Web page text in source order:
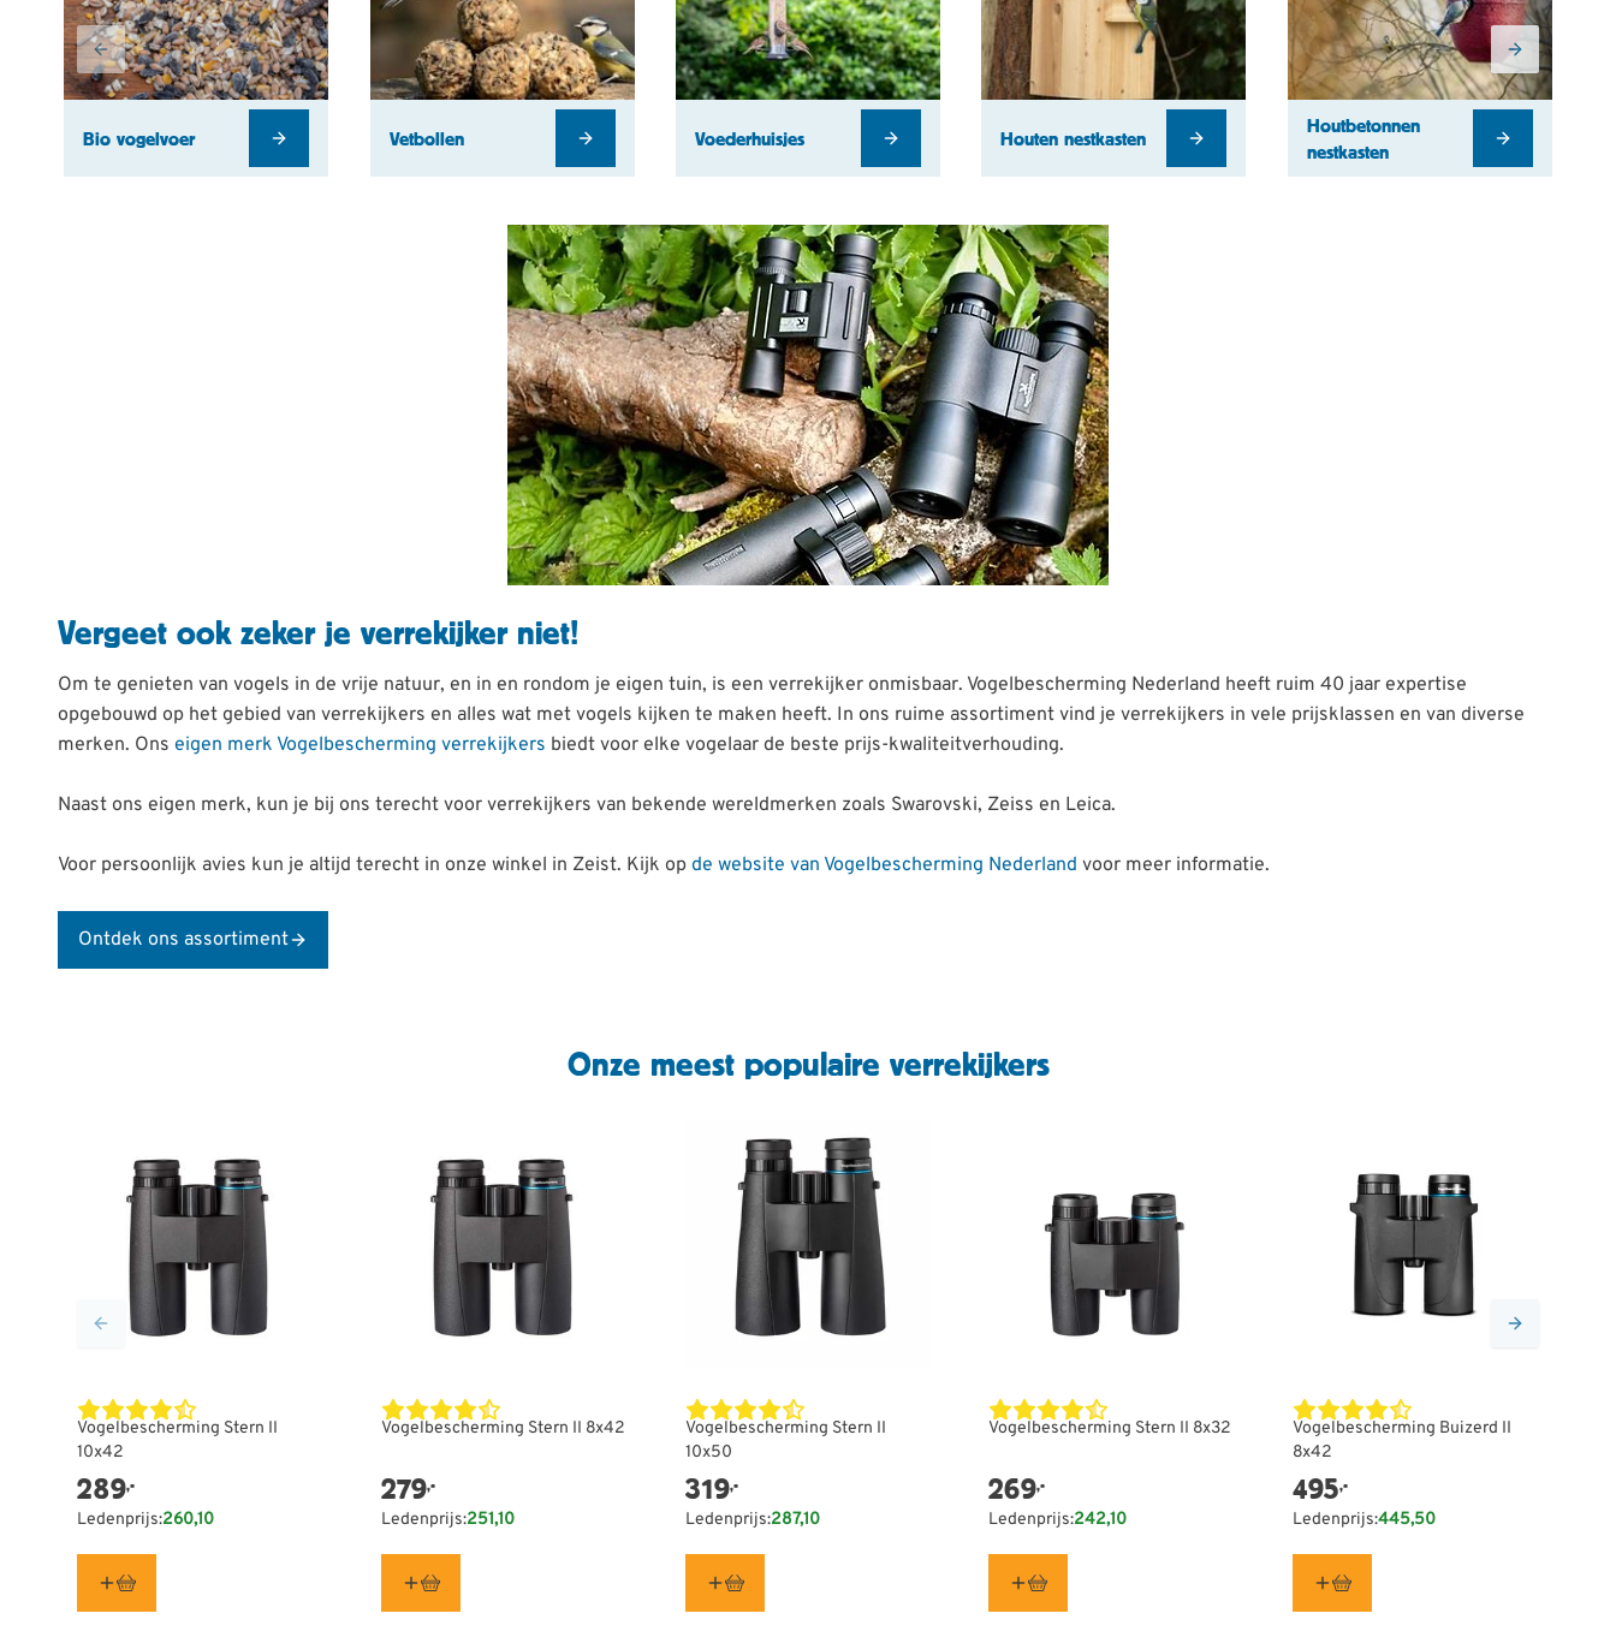
Bio vogelvoer Vetbollen Voederhuisjes Houten nestkasten
Houtbetonnen
nestkasten
Vergeet ook zeker je verrekijker niet!
Om te genieten van vogels in de vrije natuur, en in en rondom je eigen tuin, is een verrekijker onmisbaar. Vogelbescherming Nederland heeft ruim 40 jaar expertise
opgebouwd op het gebied van verrekijkers en alles wat met vogels kijken te maken heeft. In ons ruime assortiment vind je verrekijkers in vele prijsklassen en van diverse
merken. Ons eigen merk Vogelbescherming verrekijkers biedt voor elke vogelaar de beste prijs-kwaliteitverhouding.
Naast ons eigen merk, kun je bij ons terecht voor verrekijkers van bekende wereldmerken zoals Swarovski, Zeiss en Leica.
Voor persoonlijk avies kun je altijd terecht in onze winkel in Zeist. Kijk op de website van Vogelbescherming Nederland voor meer informatie.
Ontdek ons assortiment
Onze meest populaire verrekijkers
Vogelbescherming Stern II
10x42
289,-
Ledenprijs:260,10
Vogelbescherming Stern II 8x42
279,-
Ledenprijs:251,10
Vogelbescherming Stern II
10x50
319,-
Ledenprijs:287,10
Vogelbescherming Stern II 8x32
269,-
Ledenprijs:242,10
Vogelbescherming Buizerd II
8x42
495,-
Ledenprijs:445,50